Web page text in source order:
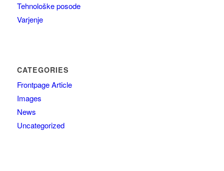
Tehnološke posode
Varjenje
CATEGORIES
Frontpage Article
Images
News
Uncategorized